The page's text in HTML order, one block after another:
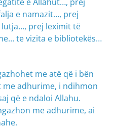
e namazit…, prej
prej leximit të
te vizita e bibliotekës…
me atë që i bën
me adhurime, i ndihmon
që e ndaloi Allahu.
me adhurime, ai